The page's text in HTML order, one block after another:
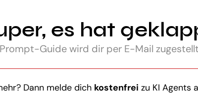
es hat
Guide wird dir per E-Mail zugestellt
Dann melde dich kostenfrei zu KI Agents